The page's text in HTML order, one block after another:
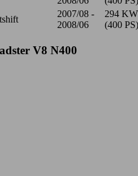
2007/08 -
2008/06
294 KW
(400 PS)
V8 N400